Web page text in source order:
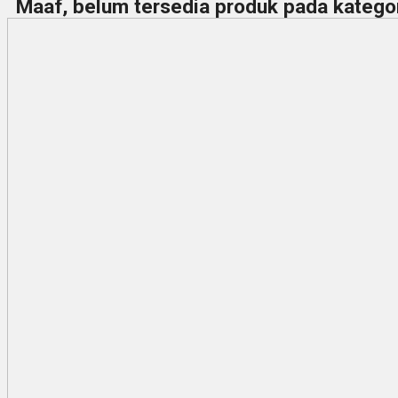
Maaf, belum tersedia produk pada